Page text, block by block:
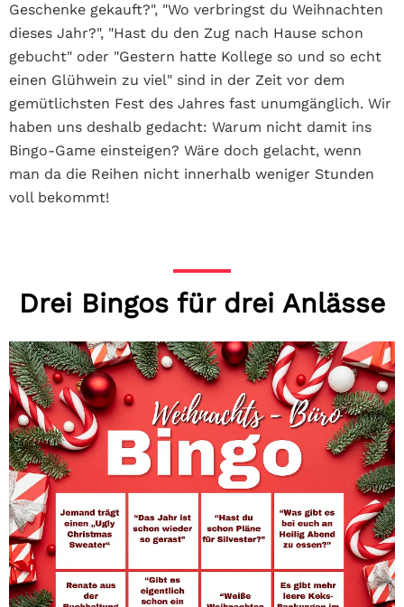
Geschenke gekauft?", "Wo verbringst du Weihnachten
dieses Jahr?", "Hast du den Zug nach Hause schon
gebucht" oder "Gestern hatte Kollege so und so echt
einen Glühwein zu viel" sind in der Zeit vor dem
gemütlichsten Fest des Jahres fast unumgänglich. Wir
haben uns deshalb gedacht: Warum nicht damit ins
Bingo-Game einsteigen? Wäre doch gelacht, wenn
man da die Reihen nicht innerhalb weniger Stunden
voll bekommt!
Drei Bingos für drei Anlässe